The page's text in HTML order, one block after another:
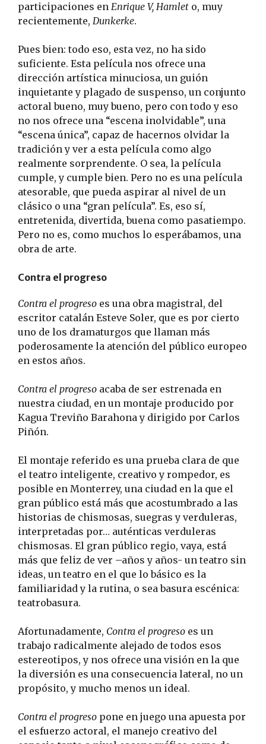
participaciones en Enrique V, Hamlet o, muy
recientemente, Dunkerke.
Pues bien: todo eso, esta vez, no ha sido
suficiente. Esta película nos ofrece una
dirección artística minuciosa, un guión
inquietante y plagado de suspenso, un conjunto
actoral bueno, muy bueno, pero con todo y eso
no nos ofrece una “escena inolvidable”, una
“escena única”, capaz de hacernos olvidar la
tradición y ver a esta película como algo
realmente sorprendente. O sea, la película
cumple, y cumple bien. Pero no es una película
atesorable, que pueda aspirar al nivel de un
clásico o una “gran película”. Es, eso sí,
entretenida, divertida, buena como pasatiempo.
Pero no es, como muchos lo esperábamos, una
obra de arte.
Contra el progreso
Contra el progreso es una obra magistral, del
escritor catalán Esteve Soler, que es por cierto
uno de los dramaturgos que llaman más
poderosamente la atención del público europeo
en estos años.
Contra el progreso acaba de ser estrenada en
nuestra ciudad, en un montaje producido por
Kagua Treviño Barahona y dirigido por Carlos
Piñón.
El montaje referido es una prueba clara de que
el teatro inteligente, creativo y rompedor, es
posible en Monterrey, una ciudad en la que el
gran público está más que acostumbrado a las
historias de chismosas, suegras y verduleras,
interpretadas por… auténticas verduleras
chismosas. El gran público regio, vaya, está
más que feliz de ver –años y años- un teatro sin
ideas, un teatro en el que lo básico es la
familiaridad y la rutina, o sea basura escénica:
teatrobasura.
Afortunadamente, Contra el progreso es un
trabajo radicalmente alejado de todos esos
estereotipos, y nos ofrece una visión en la que
la diversión es una consecuencia lateral, no un
propósito, y mucho menos un ideal.
Contra el progreso pone en juego una apuesta por
el esfuerzo actoral, el manejo creativo del